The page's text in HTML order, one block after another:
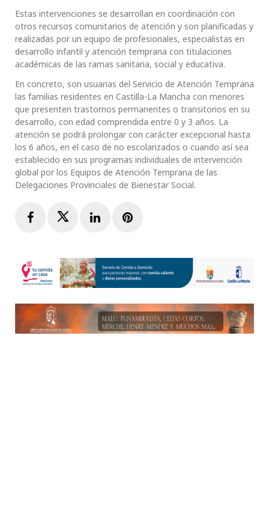
Estas intervenciones se desarrollan en coordinación con
otros recursos comunitarios de atención y son planificadas y
realizadas por un equipo de profesionales, especialistas en
desarrollo infantil y atención temprana con titulaciones
académicas de las ramas sanitaria, social y educativa.
En concreto, son usuarias del Servicio de Atención Temprana
las familias residentes en Castilla-La Mancha con menores
que presenten trastornos permanentes o transitorios en su
desarrollo, con edad comprendida entre 0 y 3 años. La
atención se podrá prolongar con carácter excepcional hasta
los 6 años, en el caso de no escolarizados o cuando así sea
establecido en sus programas individuales de intervención
global por los Equipos de Atención Temprana de las
Delegaciones Provinciales de Bienestar Social.
FacebookTwitterLinkedInPinterest